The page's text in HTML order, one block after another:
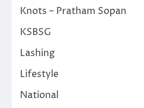
Knots – Pratham Sopan
KSBSG
Lashing
Lifestyle
National